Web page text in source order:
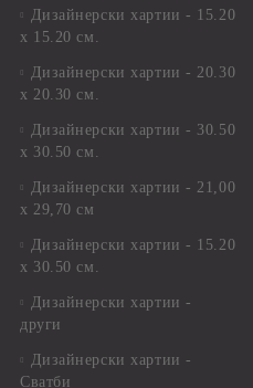
Дизайнерски хартии - 15.20
х 15.20 см.
Дизайнерски хартии - 20.30
х 20.30 см.
Дизайнерски хартии - 30.50
х 30.50 см.
Дизайнерски хартии - 21,00
х 29,70 см
Дизайнерски хартии - 15.20
x 30.50 см.
Дизайнерски хартии -
други
Дизайнерски хартии -
Сватби